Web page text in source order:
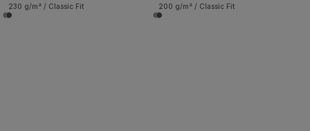
230 g/m² / Classic Fit 200 g/m² / Classic Fit